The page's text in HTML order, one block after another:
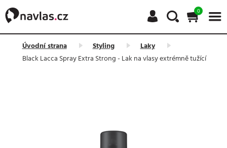
0
Úvodní strana Styling
Laky
Black Lacca Spray Extra Strong - Lak na vlasy extrémně tužící